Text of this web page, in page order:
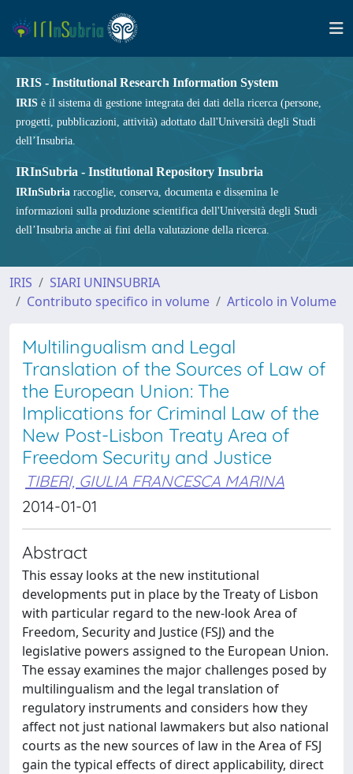
IRIS - Institutional Research Information System
IRIS è il sistema di gestione integrata dei dati della ricerca (persone,
progetti, pubblicazioni, attività) adottato dall'Università degli Studi
dell’Insubria.
IRInSubria - Institutional Repository Insubria
IRInSubria raccoglie, conserva, documenta e dissemina le
informazioni sulla produzione scientifica dell'Università degli Studi
dell’Insubria anche ai fini della valutazione della ricerca.
IRIS
SIARI UNINSUBRIA
Contributo specifico in volume
Articolo in Volume
Multilingualism and Legal
Translation of the Sources of Law of
the European Union: The
Implications for Criminal Law of the
New Post-Lisbon Treaty Area of
Freedom Security and Justice
TIBERI, GIULIA FRANCESCA MARINA
2014-01-01
Abstract
This essay looks at the new institutional
developments put in place by the Treaty of Lisbon
with particular regard to the new-look Area of
Freedom, Security and Justice (FSJ) and the
legislative powers assigned to the European Union.
The essay examines the major challenges posed by
multilingualism and the legal translation of
regulatory instruments and considers how they
affect not just national lawmakers but also national
courts as the new sources of law in the Area of FSJ
gain the typical effects of direct applicability, direct